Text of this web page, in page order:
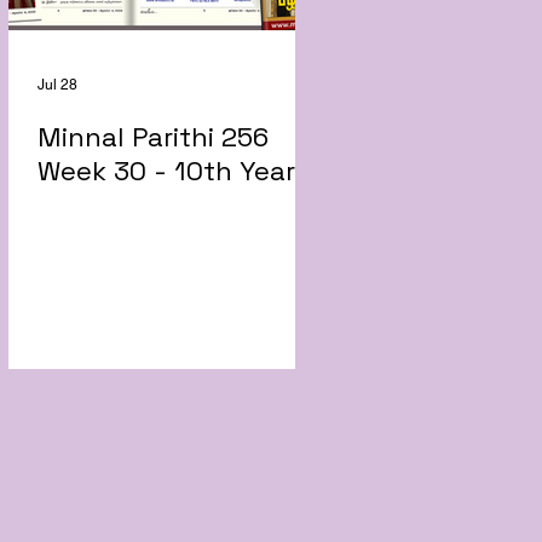
Minnal Parithi 256
Week 30 - 10th Year
Jul 28